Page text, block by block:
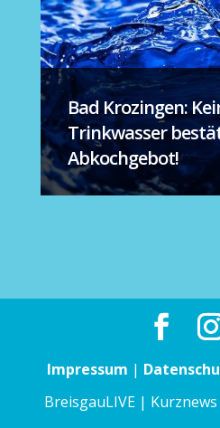
Bad Krozingen:
Trinkwasser
Abkochgebot!
Impressum |
BreisgauLIVE |